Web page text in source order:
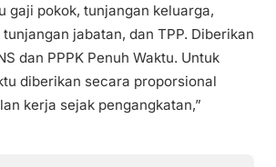
gaji pokok, tunjangan keluarga,
jabatan, dan TPP. Diberikan
dan PPPK Penuh Waktu. Untuk
diberikan secara proporsional
kerja sejak pengangkatan,”